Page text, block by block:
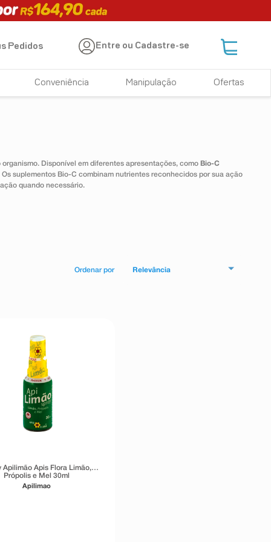
Pedidos Entre ou Cadastre-se
Conveniência Manipulação Ofertas
Disponível em diferentes apresentações, como Bio-C
suplementos Bio-C combinam nutrientes reconhecidos por sua ação
quando necessário.
Relevância
Apilimão Apis Flora Limão,
Própolis e Mel 30ml
Apilimao